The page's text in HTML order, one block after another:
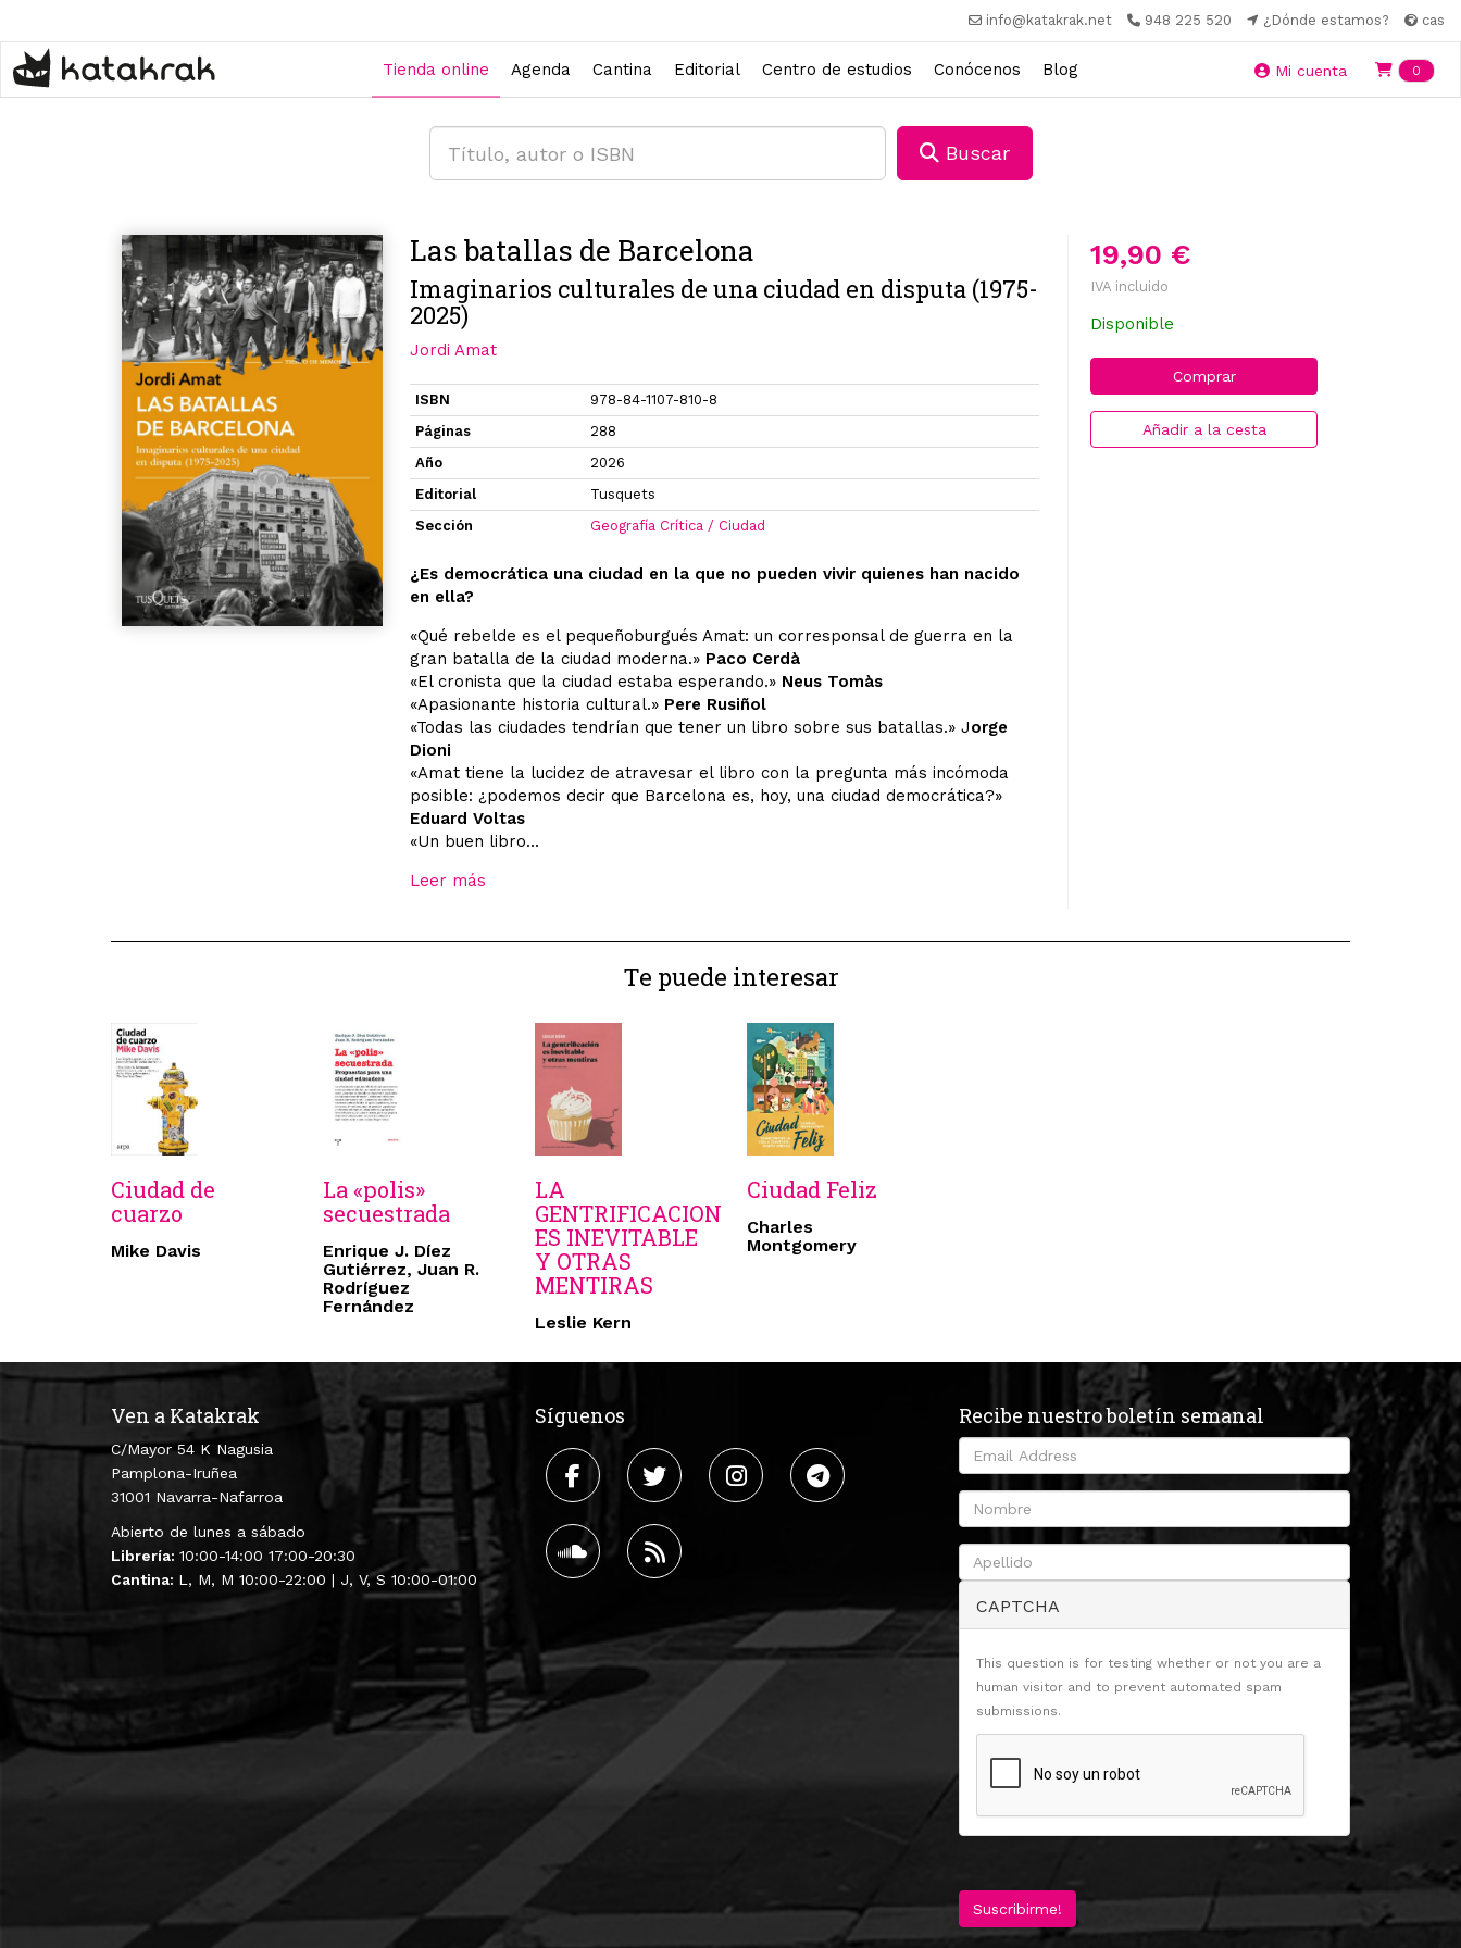
contenido
principal
info@katakrak.net 948 225 520 ¿Dónde estamos? cas
Tienda online Agenda Cantina Editorial Centro de estudios Conócenos Blog Mi cuenta 0
Buscar
19,90 €
IVA incluido
Disponible
Comprar
Añadir a la cesta
Las batallas de Barcelona
Imaginarios culturales de una ciudad en disputa (1975-
2025)
Jordi Amat
ISBN
978-84-1107-810-8
Páginas
288
Año
2026
Editorial
Tusquets
Sección
Geografía Crítica / Ciudad
¿Es democrática una ciudad en la que no pueden vivir quienes han nacido
en ella?
«Qué rebelde es el pequeñoburgués Amat: un corresponsal de guerra en la
gran batalla de la ciudad moderna.» Paco Cerdà
«El cronista que la ciudad estaba esperando.» Neus Tomàs
«Apasionante historia cultural.» Pere Rusiñol
«Todas las ciudades tendrían que tener un libro sobre sus batallas.» Jorge
Dioni
«Amat tiene la lucidez de atravesar el libro con la pregunta más incómoda
posible: ¿podemos decir que Barcelona es, hoy, una ciudad democrática?»
Eduard Voltas
«Un buen libro...
Leer más
Te puede interesar
Ciudad de
cuarzo
Mike Davis
La «polis»
secuestrada
Enrique J. Díez
Gutiérrez, Juan R.
Rodríguez
Fernández
LA
GENTRIFICACION
ES INEVITABLE
Y OTRAS
MENTIRAS
Leslie Kern
Ciudad Feliz
Charles
Montgomery
Ven a Katakrak
C/Mayor 54 K Nagusia
Pamplona-Iruñea
31001 Navarra-Nafarroa
Abierto de lunes a sábado
Librería: 10:00-14:00 17:00-20:30
Cantina: L, M, M 10:00-22:00 | J, V, S 10:00-01:00
Síguenos Recibe nuestro boletín semanal
CAPTCHA
This question is for testing whether or not you are a
human visitor and to prevent automated spam
submissions.
Suscribirme!